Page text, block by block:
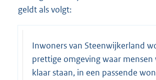
geldt als volgt:
Inwoners van Steenwijkerland
prettige omgeving waar mensen
klaar staan, in een passende